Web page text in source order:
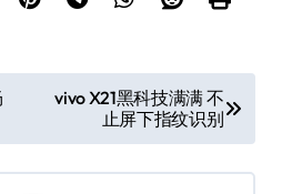
vivo X21黑科技满满 不
止屏下指纹识别